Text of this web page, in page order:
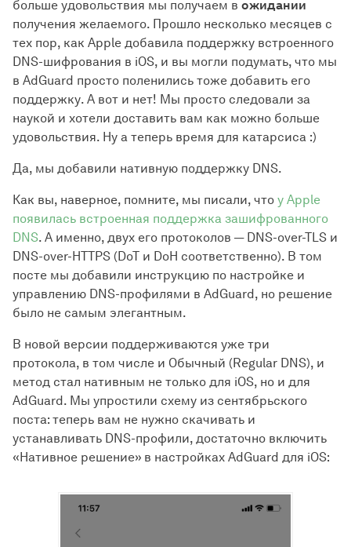
больше удовольствия мы получаем в ожидании
получения желаемого. Прошло несколько месяцев с
тех пор, как Apple добавила поддержку встроенного
DNS-шифрования в iOS, и вы могли подумать, что мы
в AdGuard просто поленились тоже добавить его
поддержку. А вот и нет! Мы просто следовали за
наукой и хотели доставить вам как можно больше
удовольствия. Ну а теперь время для катарсиса :)
Да, мы добавили нативную поддержку DNS.
Как вы, наверное, помните, мы писали, что у Apple
появилась встроенная поддержка зашифрованного
DNS. А именно, двух его протоколов — DNS-over-TLS и
DNS-over-HTTPS (DoT и DoH соответственно). В том
посте мы добавили инструкцию по настройке и
управлению DNS-профилями в AdGuard, но решение
было не самым элегантным.
В новой версии поддерживаются уже три
протокола, в том числе и Обычный (Regular DNS), и
метод стал нативным не только для iOS, но и для
AdGuard. Мы упростили схему из сентябрьского
поста: теперь вам не нужно скачивать и
устанавливать DNS-профили, достаточно включить
«Нативное решение» в настройках AdGuard для iOS: